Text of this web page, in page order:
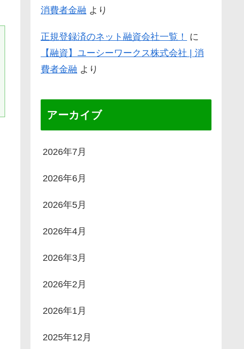
消費者金融 より
正規登録済のネット融資会社一覧！
に
【融資】ユーシーワークス株式会社 | 消
費者金融 より
アーカイブ
2026年7月
2026年6月
2026年5月
2026年4月
2026年3月
2026年2月
2026年1月
2025年12月